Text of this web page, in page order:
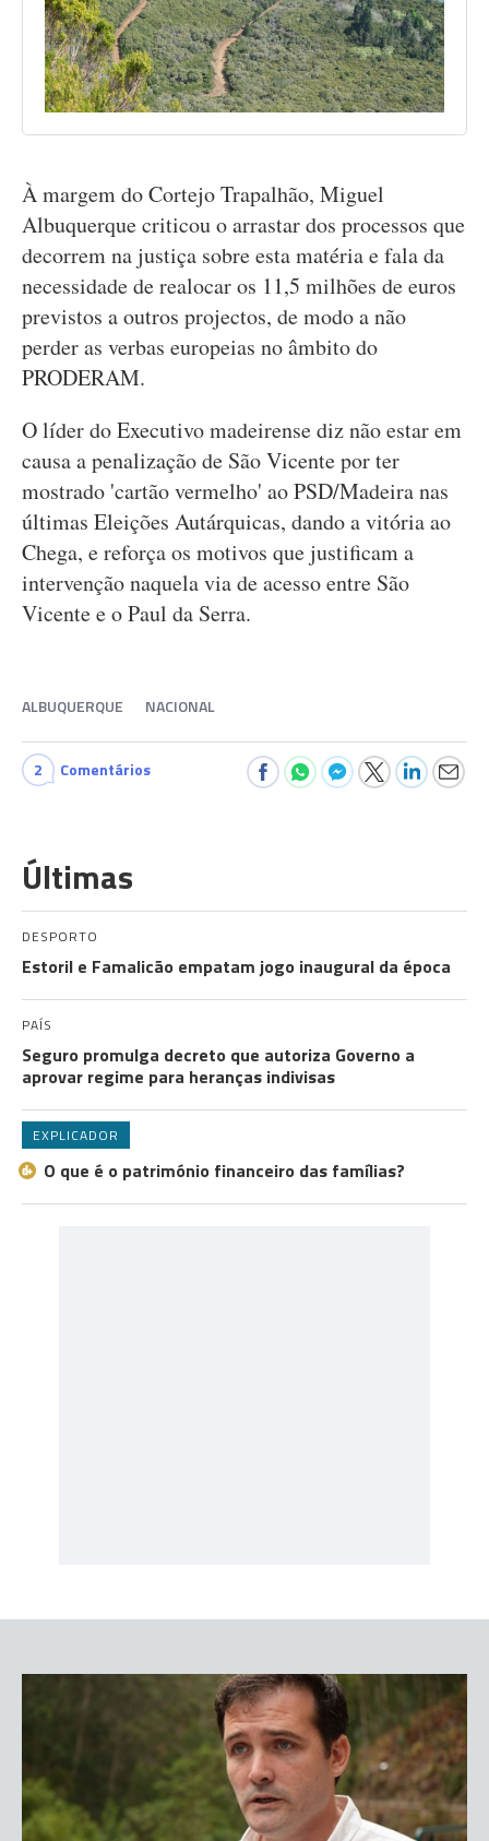
À margem do Cortejo Trapalhão, Miguel
Albuquerque criticou o arrastar dos processos que
decorrem na justiça sobre esta matéria e fala da
necessidade de realocar os 11,5 milhões de euros
previstos a outros projectos, de modo a não
perder as verbas europeias no âmbito do
PRODERAM.
O líder do Executivo madeirense diz não estar em
causa a penalização de São Vicente por ter
mostrado 'cartão vermelho' ao PSD/Madeira nas
últimas Eleições Autárquicas, dando a vitória ao
Chega, e reforça os motivos que justificam a
intervenção naquela via de acesso entre São
Vicente e o Paul da Serra.
ALBUQUERQUE NACIONAL
2 Comentários
Últimas
DESPORTO
Estoril e Famalicão empatam jogo inaugural da época
PAÍS
Seguro promulga decreto que autoriza Governo a
aprovar regime para heranças indivisas
EXPLICADOR
O que é o património financeiro das famílias?